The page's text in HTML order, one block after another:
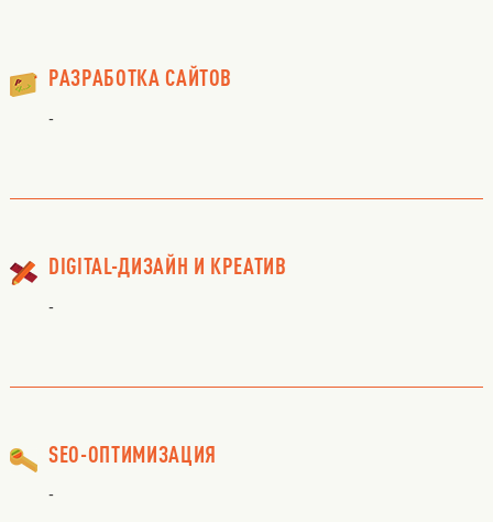
РАЗРАБОТКА САЙТОВ
-
DIGITAL-ДИЗАЙН И КРЕАТИВ
-
SEO-ОПТИМИЗАЦИЯ
-